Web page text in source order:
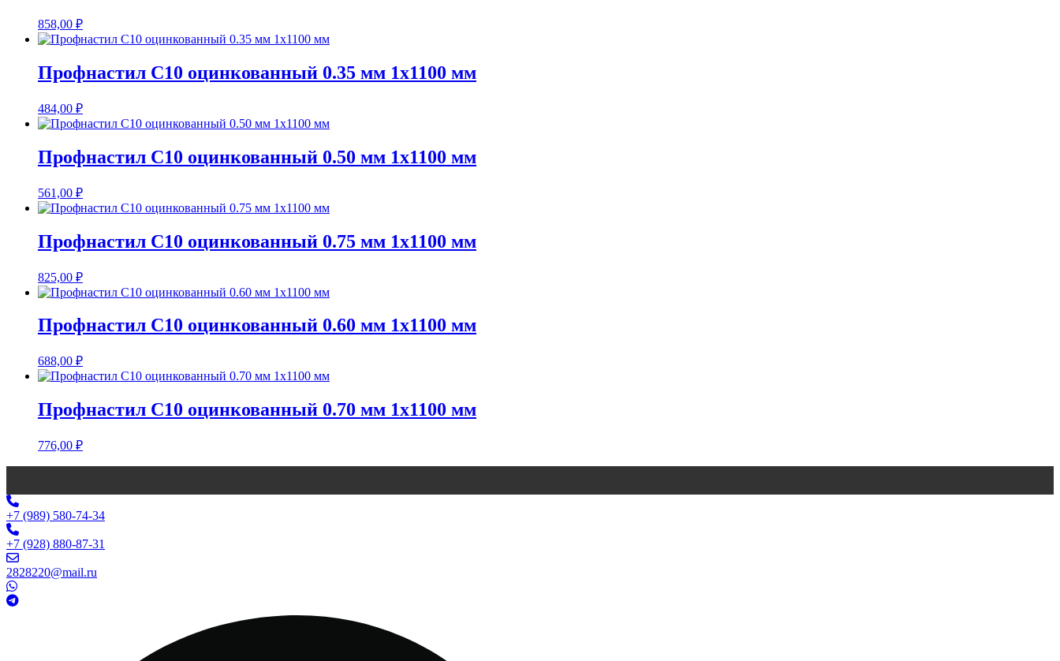
858,00 ₽
Профнастил С10 оцинкованный 0.35 мм 1х1100 мм
484,00 ₽
Профнастил С10 оцинкованный 0.50 мм 1х1100 мм
561,00 ₽
Профнастил С10 оцинкованный 0.75 мм 1х1100 мм
825,00 ₽
Профнастил С10 оцинкованный 0.60 мм 1х1100 мм
688,00 ₽
Профнастил С10 оцинкованный 0.70 мм 1х1100 мм
776,00 ₽
+7 (989) 580-74-34
+7 (928) 880-87-31
2828220@mail.ru